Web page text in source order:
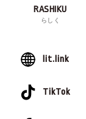
RASHIKU
らしく
lit.link
TikTok